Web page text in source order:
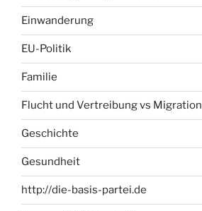
Einwanderung
EU-Politik
Familie
Flucht und Vertreibung vs Migration
Geschichte
Gesundheit
http://die-basis-partei.de